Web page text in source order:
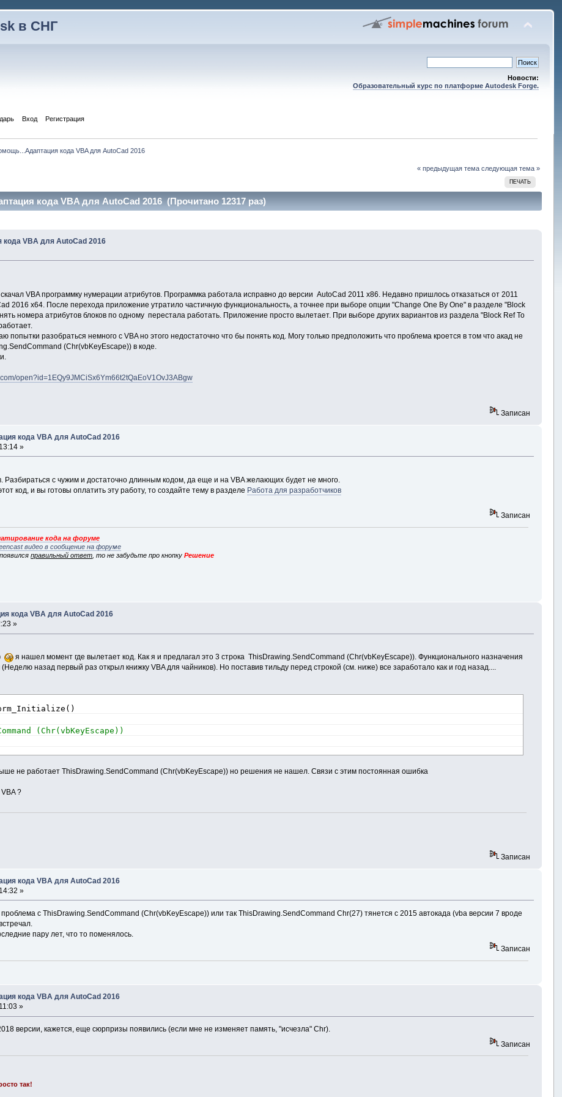
в СНГ
Новости:
Образовательный курс по платформе Autodesk Forge.
Вход Регистрация
кода VBA для AutoCad 2016
« предыдущая тема следующая тема »
ПЕЧАТЬ
кода VBA для AutoCad 2016 (Прочитано 12317 раз)
VBA для AutoCad 2016
VBA программку нумерации атрибутов. Программка работала исправно до версии AutoCad 2011 х86. Недавно пришлось отказаться от 2011
2016 х64. После перехода приложение утратило частичную функциональность, а точнее при выборе опции "Change One By One" в разделе "Block
номера атрибутов блоков по одному перестала работать. Приложение просто вылетает. При выборе других вариантов из раздела "Block Ref To
попытки разобраться немного с VBA но этого недостаточно что бы понять код. Могу только предположить что проблема кроется в том что акад не
(Chr(vbKeyEscape)) в коде.
open?id=1EQy9JMCiSx6Ym66t2tQaEoV1OvJ3ABgw
Записан
кода VBA для AutoCad 2016
»
Разбираться с чужим и достаточно длинным кодом, да еще и на VBA желающих будет не много.
код, и вы готовы оплатить эту работу, то создайте тему в разделе Работа для разработчиков
Записан
кода на форуме
видео в сообщение на форуме
правильный ответ , то не забудьте про кнопкуРешение
кода VBA для AutoCad 2016
»
я нашел момент где вылетает код. Как я и предлагал это 3 строка ThisDrawing.SendCommand (Chr(vbKeyEscape)). Функционального назначения
назад первый раз открыл книжку VBA для чайников). Но поставив тильду перед строкой (см. ниже) все заработало как и год назад....
(Chr(vbKeyEscape))
не работает ThisDrawing.SendCommand (Chr(vbKeyEscape)) но решения не нашел. Связи с этим постоянная ошибка
?
Записан
кода VBA для AutoCad 2016
»
с ThisDrawing.SendCommand (Chr(vbKeyEscape)) или так ThisDrawing.SendCommand Chr(27) тянется с 2015 автокада (vba версии 7 вроде
пару лет, что то поменялось.
Записан
кода VBA для AutoCad 2016
»
версии, кажется, еще сюрпризы появились (если мне не изменяет память, "исчезла" Chr).
Записан
так!